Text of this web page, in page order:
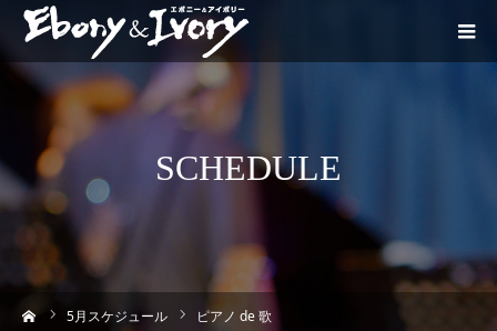
SCHEDULE
5月スケジュール ピアノ de 歌